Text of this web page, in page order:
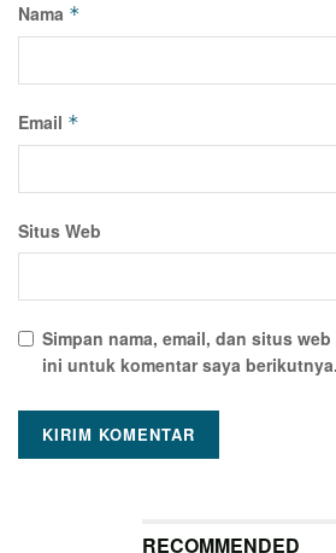
Nama *
Email *
Situs Web
Simpan nama, email, dan situs
ini untuk komentar saya berikutnya.
RECOMMENDED